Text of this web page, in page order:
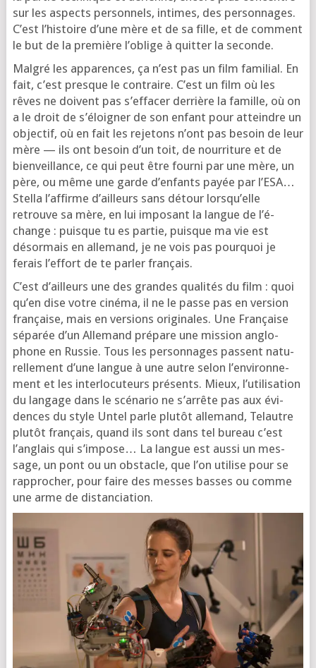
sur les aspects per­son­nels, intimes, des per­son­nages.
C’est l’his­toire d’une mère et de sa fille, et de com­ment
le but de la pre­mière l’o­blige à quit­ter la seconde.
Malgré les appa­rences, ça n’est pas un film fami­lial. En
fait, c’est presque le contraire. C’est un film où les
rêves ne doivent pas s’ef­fa­cer der­rière la famille, où on
a le droit de s’é­loi­gner de son enfant pour atteindre un
objec­tif, où en fait les reje­tons n’ont pas besoin de leur
mère — ils ont besoin d’un toit, de nour­ri­ture et de
bien­veillance, ce qui peut être four­ni par une mère, un
père, ou même une garde d’en­fants payée par l’ESA…
Stella l’af­firme d’ailleurs sans détour lors­qu’elle
retrouve sa mère, en lui impo­sant la langue de l’é­
change : puisque tu es par­tie, puisque ma vie est
désor­mais en alle­mand, je ne vois pas pour­quoi je
ferais l’ef­fort de te par­ler français.
C’est d’ailleurs une des grandes qua­li­tés du film : quoi
qu’en dise votre ciné­ma, il ne le passe pas en ver­sion
fran­çaise, mais en ver­sions ori­gi­nales. Une Française
sépa­rée d’un Allemand pré­pare une mis­sion anglo­
phone en Russie. Tous les per­son­nages passent natu­
rel­le­ment d’une langue à une autre selon l’en­vi­ron­ne­
ment et les inter­lo­cu­teurs pré­sents. Mieux, l’u­ti­li­sa­tion
du lan­gage dans le scé­na­rio ne s’ar­rête pas aux évi­
dences du style Untel parle plu­tôt alle­mand, Telautre
plu­tôt fran­çais, quand ils sont dans tel bureau c’est
l’an­glais qui s’im­pose… La langue est aus­si un mes­
sage, un pont ou un obs­tacle, que l’on uti­lise pour se
rap­pro­cher, pour faire des messes basses ou comme
une arme de distanciation.